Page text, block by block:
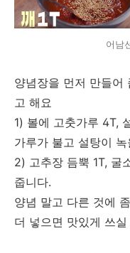
어남
양념장을 먼저 만들어
고 해요
1) 볼에 고춧가루 4T,
가루가 불고 설탕이
2) 고추장 듬뿍 1T, 굴
줍니다.
양념 말고 다른 것에
더 넣으면 맛있게 쓰